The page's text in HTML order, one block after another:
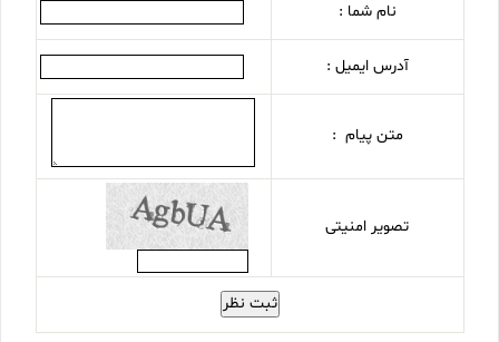
نام شما :
آدرس ایمیل :
متن پیام :
تصویر امنیتی
ثبت نظر